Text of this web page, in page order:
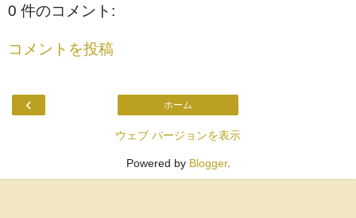
0 件のコメント:
コメントを投稿
‹ ホーム
ウェブ バージョンを表示
Powered by Blogger.